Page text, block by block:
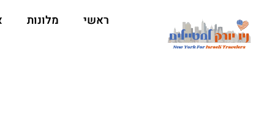
ראשי מלונות